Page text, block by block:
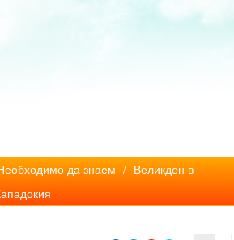
да знаем / Великден в